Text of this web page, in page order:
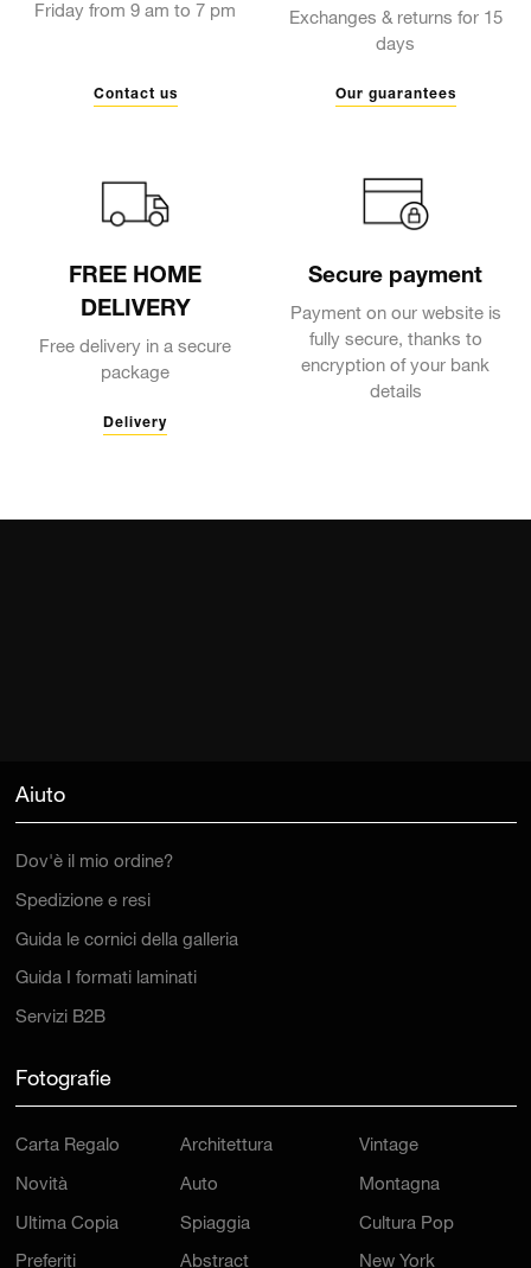
Friday from 9 am to 7 pm
Contact us
Exchanges & returns for 15
days
Our guarantees
FREE HOME
DELIVERY
Free delivery in a secure
package
Delivery
Secure payment
Payment on our website is
fully secure, thanks to
encryption of your bank
details
Aiuto
Dov'è il mio ordine?
Spedizione e resi
Guida le cornici della galleria
Guida I formati laminati
Servizi B2B
Fotografie
Carta Regalo
Novità
Ultima Copia
Preferiti
Architettura
Auto
Spiaggia
Abstract
Vintage
Montagna
Cultura Pop
New York